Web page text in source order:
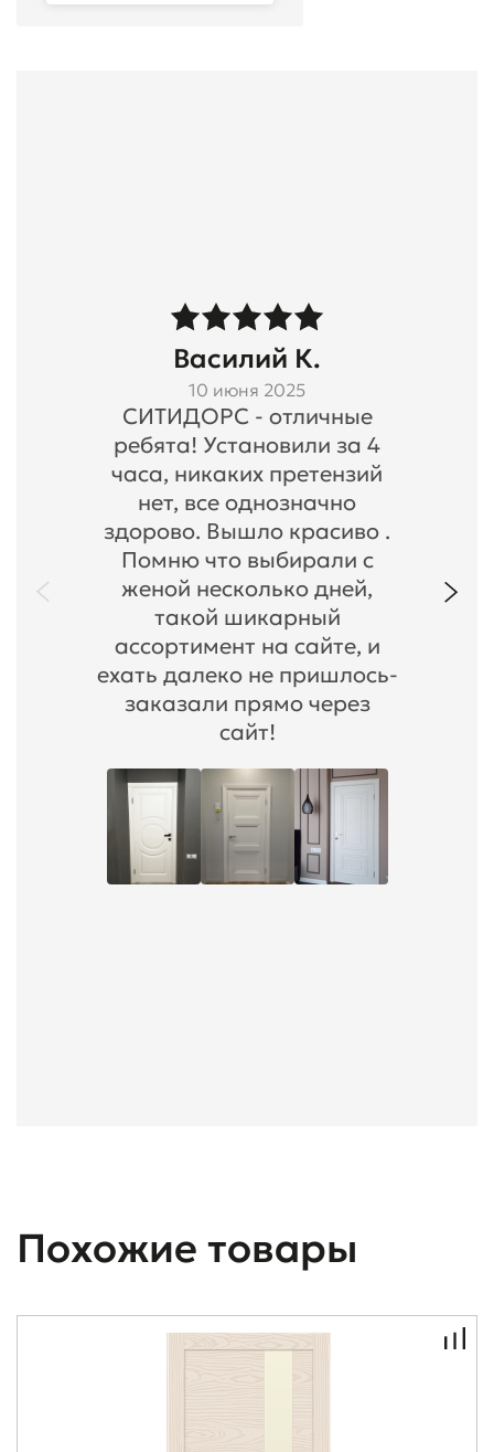
Василий К.
10 июня 2025
СИТИДОРС - отличные
ребята! Установили за 4
часа, никаких претензий
нет, все однозначно
здорово. Вышло красиво .
Помню что выбирали с
женой несколько дней,
такой шикарный
ассортимент на сайте, и
ехать далеко не пришлось-
заказали прямо через
сайт!
Похожие товары